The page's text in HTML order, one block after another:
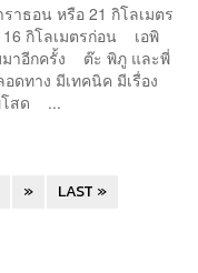
าธอน หรือ 21 กิโลเมตร
16 กิโลเมตรก่อน เอพิ
มาอีกครั้ง ต๊ะ พิภู และพี่
ทาง มีเทคนิค มีเรื่อง
โสด ...
» LAST »